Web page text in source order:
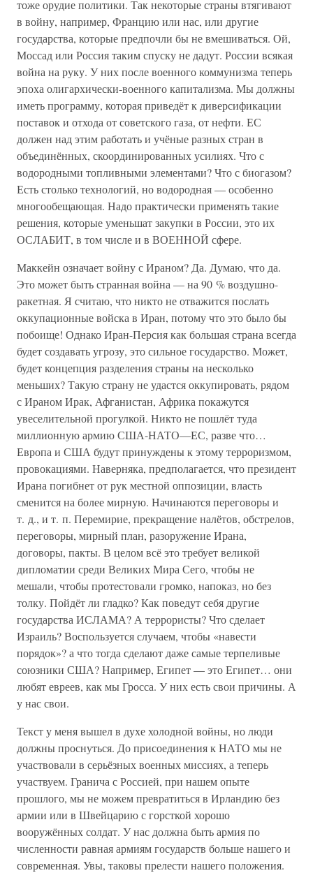
тоже орудие политики. Так некоторые страны втягивают
в войну, например, Францию или нас, или другие
государства, которые предпочли бы не вмешиваться. Ой,
Моссад или Россия таким спуску не дадут. России всякая
война на руку. У них после военного коммунизма теперь
эпоха олигархически-военного капитализма. Мы должны
иметь программу, которая приведёт к диверсификации
поставок и отхода от советского газа, от нефти. ЕС
должен над этим работать и учёные разных стран в
объединённых, скоординированных усилиях. Что с
водородными топливными элементами? Что с биогазом?
Есть столько технологий, но водородная — особенно
многообещающая. Надо практически применять такие
решения, которые уменьшат закупки в России, это их
ОСЛАБИТ, в том числе и в ВОЕННОЙ сфере.
Маккейн означает войну с Ираном? Да. Думаю, что да.
Это может быть странная война — на 90 % воздушно-
ракетная. Я считаю, что никто не отважится послать
оккупационные войска в Иран, потому что это было бы
побоище! Однако Иран-Персия как большая страна всегда
будет создавать угрозу, это сильное государство. Может,
будет концепция разделения страны на несколько
меньших? Такую страну не удастся оккупировать, рядом
с Ираном Ирак, Афганистан, Африка покажутся
увеселительной прогулкой. Никто не пошлёт туда
миллионную армию США-НАТО—ЕС, разве что…
Европа и США будут принуждены к этому терроризмом,
провокациями. Наверняка, предполагается, что президент
Ирана погибнет от рук местной оппозиции, власть
сменится на более мирную. Начинаются переговоры и
т. д., и т. п. Перемирие, прекращение налётов, обстрелов,
переговоры, мирный план, разоружение Ирана,
договоры, пакты. В целом всё это требует великой
дипломатии среди Великих Мира Сего, чтобы не
мешали, чтобы протестовали громко, напоказ, но без
толку. Пойдёт ли гладко? Как поведут себя другие
государства ИСЛАМА? А террористы? Что сделает
Израиль? Воспользуется случаем, чтобы «навести
порядок»? а что тогда сделают даже самые терпеливые
союзники США? Например, Египет — это Египет… они
любят евреев, как мы Гросса. У них есть свои причины. А
у нас свои.
Текст у меня вышел в духе холодной войны, но люди
должны проснуться. До присоединения к НАТО мы не
участвовали в серьёзных военных миссиях, а теперь
участвуем. Гранича с Россией, при нашем опыте
прошлого, мы не можем превратиться в Ирландию без
армии или в Швейцарию с горсткой хорошо
вооружённых солдат. У нас должна быть армия по
численности равная армиям государств больше нашего и
современная. Увы, таковы прелести нашего положения.